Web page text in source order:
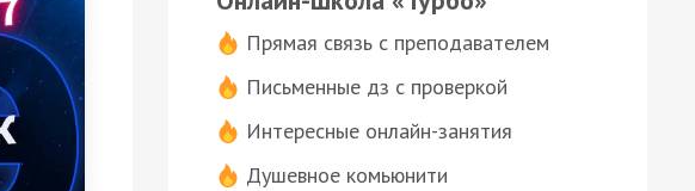
Прямая связь с преподавателем
Письменные дз с проверкой
Интересные онлайн-занятия
Душевное комьюнити